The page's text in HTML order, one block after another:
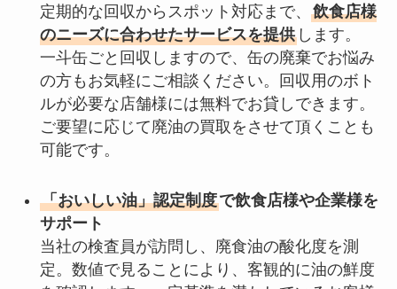
定期的な回収からスポット対応まで、 飲食店様
のニーズに合わせたサービスを提供します。
一斗缶ごと回収しますので、缶の廃棄でお悩み
の方もお気軽にご相談ください。回収用のボト
ルが必要な店舗様には無料でお貸しできます。
ご要望に応じて廃油の買取をさせて頂くことも
可能です。
「おいしい油」認定制度で飲食店様や企業様を
サポート
当社の検査員が訪問し、廃食油の酸化度を測
定。数値で見ることにより、客観的に油の鮮度